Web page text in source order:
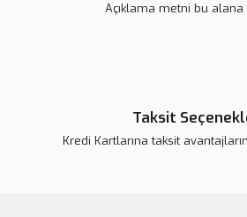
Açıklama metni bu
Taksit
Kredi Kartlarına taksit